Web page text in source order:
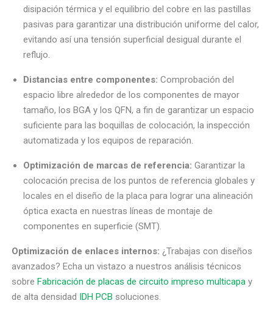
disipación térmica y el equilibrio del cobre en las pastillas
pasivas para garantizar una distribución uniforme del calor,
evitando así una tensión superficial desigual durante el
reflujo.
Distancias entre componentes: Comprobación del
espacio libre alrededor de los componentes de mayor
tamaño, los BGA y los QFN, a fin de garantizar un espacio
suficiente para las boquillas de colocación, la inspección
automatizada y los equipos de reparación.
Optimización de marcas de referencia: Garantizar la
colocación precisa de los puntos de referencia globales y
locales en el diseño de la placa para lograr una alineación
óptica exacta en nuestras líneas de montaje de
componentes en superficie (SMT).
Optimización de enlaces internos: ¿Trabajas con diseños
avanzados? Echa un vistazo a nuestros análisis técnicos
sobreFabricación de placas de circuito impreso multicapa y
de alta densidad IDH PCB soluciones.